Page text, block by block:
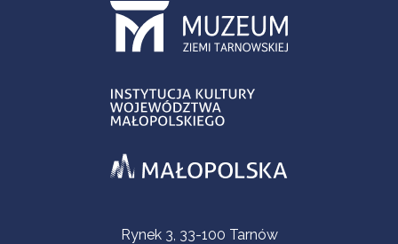
Informacje kontaktoweRynek 3, 33-100 Tarnów